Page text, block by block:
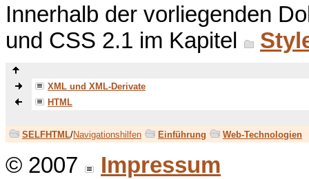
Innerhalb der vorliegenden
und CSS 2.1 im Kapitel
XML und XML-Derivate
HTML
SELFHTML/Navigationshilfen Einführung Web-Technologien
© 2007 Impressum